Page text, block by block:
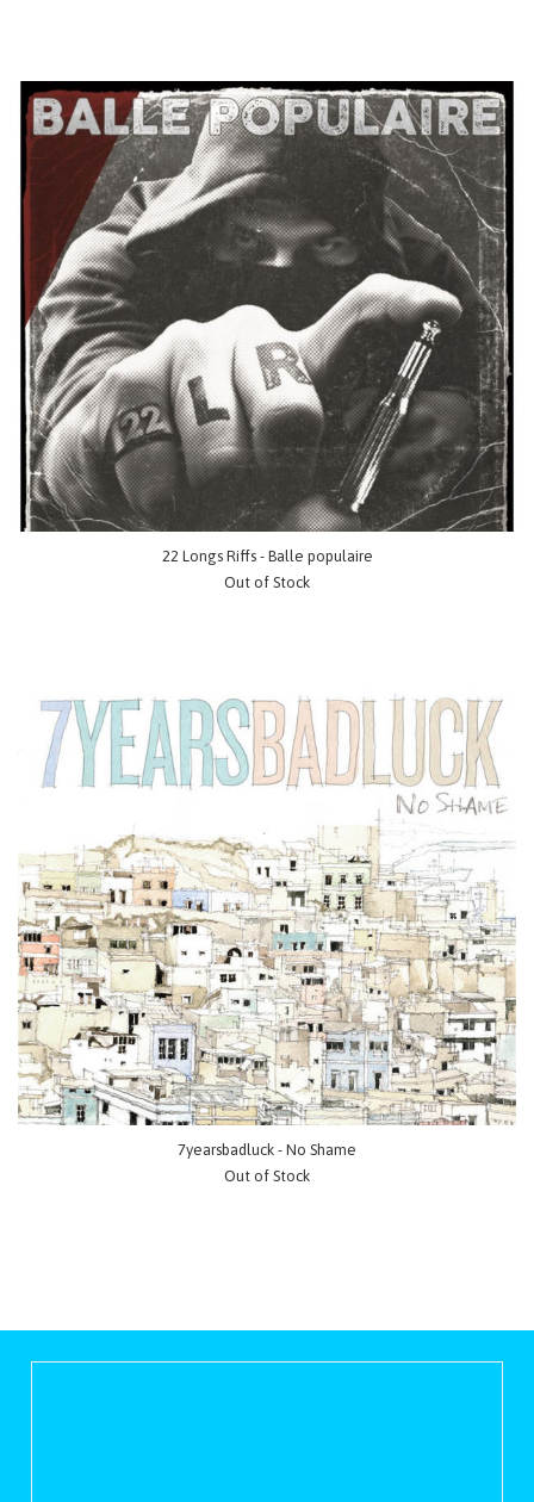
22 Longs Riffs - Balle populaire
Out of Stock
7yearsbadluck - No Shame
Out of Stock